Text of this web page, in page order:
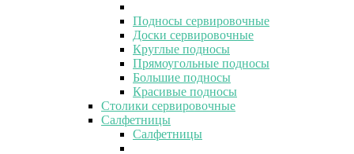
Подносы сервировочные
Доски сервировочные
Круглые подносы
Прямоугольные подносы
Большие подносы
Красивые подносы
Столики сервировочные
Салфетницы
Салфетницы